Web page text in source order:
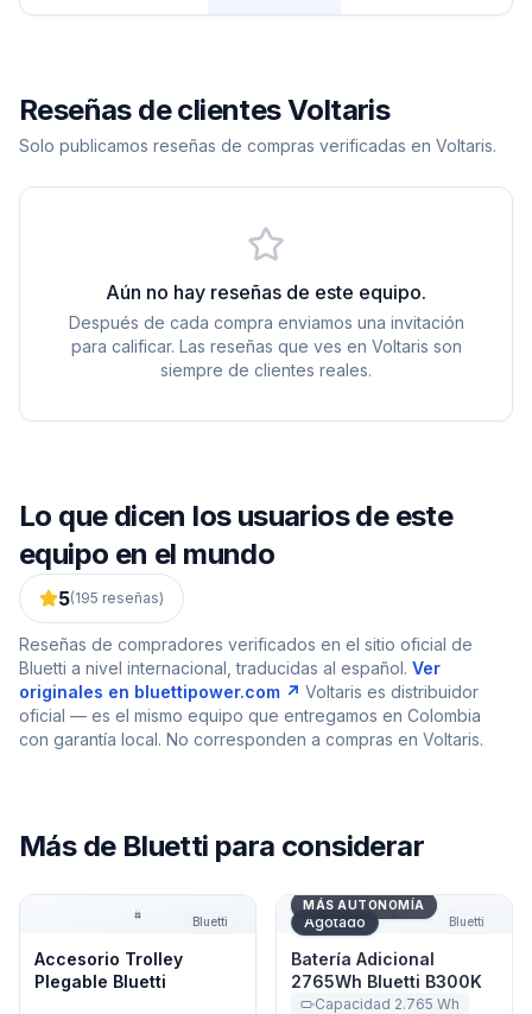
Reseñas de clientes Voltaris
Solo publicamos reseñas de compras verificadas en Voltaris.
Aún no hay reseñas de este equipo.
Después de cada compra enviamos una invitación
para calificar. Las reseñas que ves en Voltaris son
siempre de clientes reales.
Lo que dicen los usuarios de este
equipo en el mundo
5(195 reseñas)
Reseñas de compradores verificados en el sitio oficial de
Bluetti a nivel internacional, traducidas al español. Ver
originales en bluettipower.com ↗ Voltaris es distribuidor
oficial — es el mismo equipo que entregamos en Colombia
con garantía local. No corresponden a compras en Voltaris.
Más de Bluetti para considerar
Accesorio Trolley Plegable Bluetti
Bluetti
Accesorio Trolley
Plegable Bluetti
Batería Adicional 2765Wh
Agotado Bluetti
MÁS AUTONOMÍA
Batería Adicional
2765Wh Bluetti B300K
Capacidad 2.765 Wh